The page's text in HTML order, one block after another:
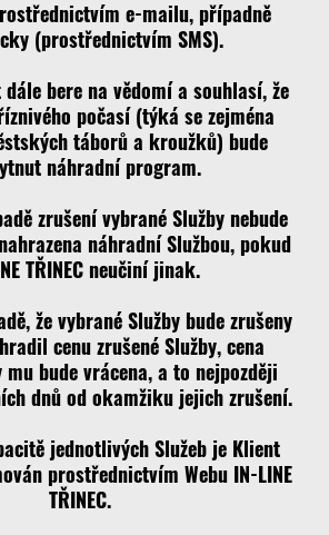
e-mailu, případně
(prostřednictvím SMS).
na vědomí a souhlasí, že
počasí (týká se zejména
táborů a kroužků) bude
náhradní program.
vybrané Služby nebude
náhradní Službou, pokud
TŘINEC neučiní jinak.
vybrané Služby bude zrušeny
cenu zrušené Služby, cena
mu bude vrácena, a to nejpozději
dnů od okamžiku jejich zrušení.
jednotlivých Služeb je Klient
prostřednictvím Webu IN-LINE
TŘINEC.